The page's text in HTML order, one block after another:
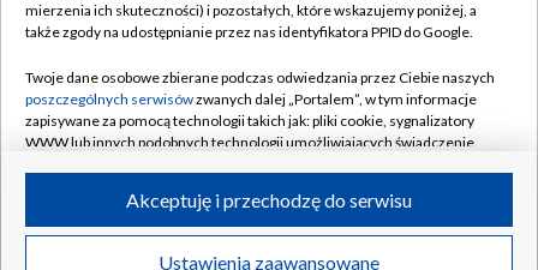
Naziemna Telewizja Cyfrowa
Rada Programowa
System NOS
Informacje o nadawcy
Program dla prasy
Pomoc
Kontakt
Kanały
©2026 Telewizja Polska S.A. w likwidacji
mierzenia ich skuteczności) i pozostałych, które wskazujemy poniżej, a
także zgody na udostępnianie przez nas identyfikatora PPID do Google.
Twoje dane osobowe zbierane podczas odwiedzania przez Ciebie naszych
poszczególnych serwisówzwanych dalej „Portalem”, w tym informacje
zapisywane za pomocą technologii takich jak: pliki cookie, sygnalizatory
WWW lub innych podobnych technologii umożliwiających świadczenie
ruchu w Internecie.
Twoje dane osobowe zbierane podczas odwiedzania przez Ciebie
Ustawienia zaawansowane
Akceptuję i przechodzę do serwisu